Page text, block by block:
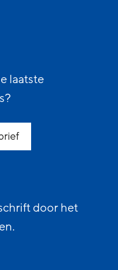
laatste
door het